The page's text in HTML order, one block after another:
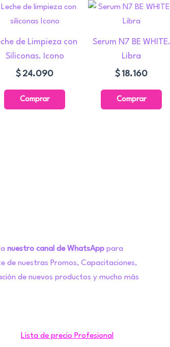
de Limpieza con
Siliconas. Icono
$24.090
Comprar
Serum N7 BE WHITE.
Libra
$ 18.160
Comprar
nuestro canal de WhatsApppara
de nuestras Promos, Capacitaciones,
de nuevos productos y mucho más
Lista de precio Profesional